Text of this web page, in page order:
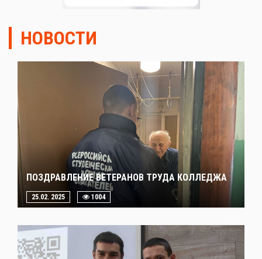
НОВОСТИ
ПОЗДРАВЛЕНИЕ ВЕТЕРАНОВ ТРУДА КОЛЛЕДЖА
25.02. 2025 1004